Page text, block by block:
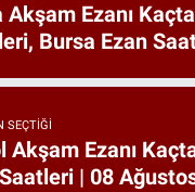
Akşam Ezanı
Bursa Ezan
SEÇTIĞI
Akşam Ezanı
| 08